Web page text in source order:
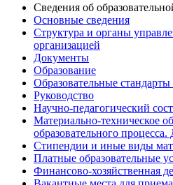
Сведения об
Основные сведения
Структура и органы
организацией
Документы
Образование
Образовательные
Руководство
Научно-педагогический
Материально-техническое
образовательного процесса.
Стипендии и иные виды
Платные образовательные
Финансово-хозяйственная